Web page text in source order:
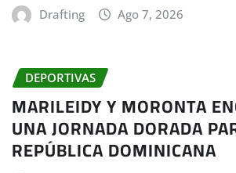
Drafting Ago 7, 2026
DEPORTIVAS
MARILEIDY Y MORONTA
UNA JORNADA DORADA
REPÚBLICA DOMINICANA